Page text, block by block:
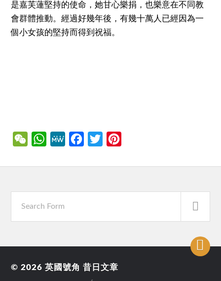
是嘉芙蓮堅持的使命，她甘心樂捐，也樂意在不同教
會群體推動。經過好幾年後，有幾十萬人已經因為一
個小女孩的堅持而得到祝福。
WeChatWhatsApp
MeWe Facebook
Twitter
© 2026英國號角 昔日文章